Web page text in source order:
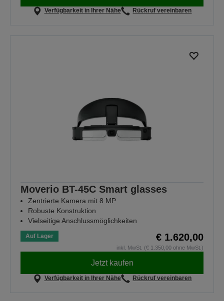
Verfügbarkeit in Ihrer Nähe Rückruf vereinbaren
Moverio BT-45C Smart glasses
Zentrierte Kamera mit 8 MP
Robuste Konstruktion
Vielseitige Anschlussmöglichkeiten
Auf Lager € 1.620,00
inkl. MwSt. (€ 1.350,00 ohne MwSt.)
Jetzt kaufen
Verfügbarkeit in Ihrer Nähe Rückruf vereinbaren